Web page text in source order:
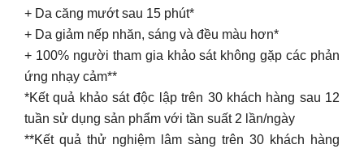
+ Da căng mướt sau 15 phút*
+ Da giảm nếp nhăn, sáng và đều màu hơn*
+ 100% người tham gia khảo sát không gặp các phản
ứng nhạy cảm**
*Kết quả khảo sát độc lập trên 30 khách hàng sau 12
tuần sử dụng sản phẩm với tần suất 2 lần/ngày
**Kết quả thử nghiệm lâm sàng trên 30 khách hàng